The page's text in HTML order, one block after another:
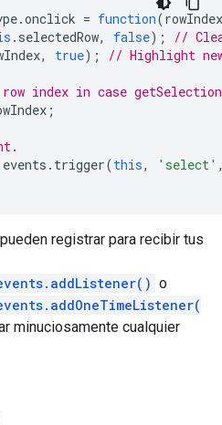
.onclick = function(rowIndex
. selectedRow, false);
//
, true); // Highlight
index in case
;
events . trigger(this, 'select'
registrar para recibir tus
o
minuciosamente cualquier